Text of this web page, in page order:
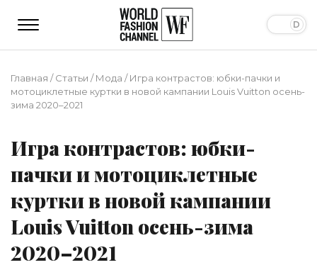
Главная /Статьи /Мода /Игра контрастов: юбки-пачки и
мотоциклетные куртки в новой кампании Louis Vuitton осень-
зима 2020–2021
Игра контрастов: юбки-
пачки и мотоциклетные
куртки в новой кампании
Louis Vuitton осень-зима
2020–2021